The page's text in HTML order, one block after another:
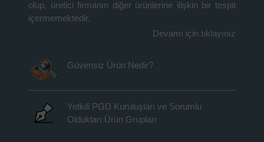
olup, üretici firmanın diğer ürünlerine ilişkin bir tespit
içermemektedir.
Devamı için tıklayınız
Güvensiz Ürün Nedir?
Yetkili PGD Kuruluşları ve Sorumlu
Oldukları Ürün Grupları